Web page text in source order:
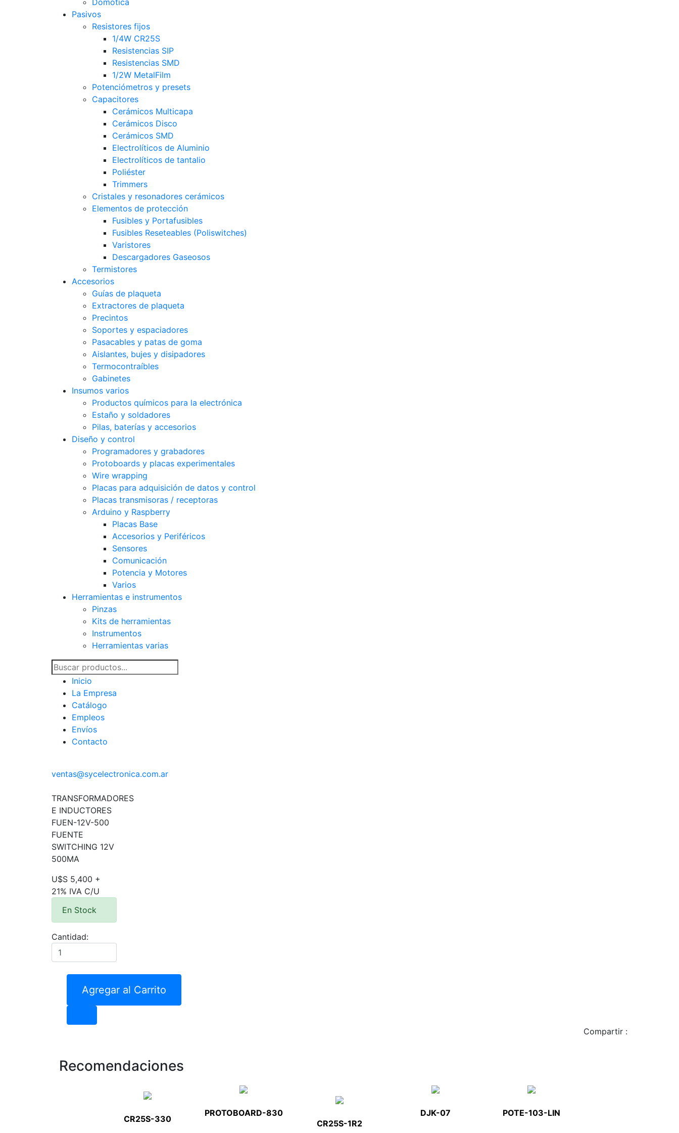
Domotica
Pasivos
Resistores fijos
1/4W CR25S
Resistencias SIP
Resistencias SMD
1/2W MetalFilm
Potenciómetros y presets
Capacitores
Cerámicos Multicapa
Cerámicos Disco
Cerámicos SMD
Electrolíticos de Aluminio
Electrolíticos de tantalio
Poliéster
Trimmers
Cristales y resonadores cerámicos
Elementos de protección
Fusibles y Portafusibles
Fusibles Reseteables (Poliswitches)
Varistores
Descargadores Gaseosos
Termistores
Accesorios
Guías de plaqueta
Extractores de plaqueta
Precintos
Soportes y espaciadores
Pasacables y patas de goma
Aislantes, bujes y disipadores
Termocontraíbles
Gabinetes
Insumos varios
Productos químicos para la electrónica
Estaño y soldadores
Pilas, baterías y accesorios
Diseño y control
Programadores y grabadores
Protoboards y placas experimentales
Wire wrapping
Placas para adquisición de datos y control
Placas transmisoras / receptoras
Arduino y Raspberry
Placas Base
Accesorios y Periféricos
Sensores
Comunicación
Potencia y Motores
Varios
Herramientas e instrumentos
Pinzas
Kits de herramientas
Instrumentos
Herramientas varias
Inicio
La Empresa
Catálogo
Empleos
Envíos
Contacto
ventas@sycelectronica.com.ar
TRANSFORMADORES
E INDUCTORES
FUEN-12V-500
FUENTE
SWITCHING 12V
500MA
U$S 5,400 +
21% IVA C/U
En Stock
Cantidad:
Agregar al Carrito
Compartir :
Recomendaciones
CR25S-330
PROTOBOARD-830
CR25S-1R2
DJK-07 POTE-103-LIN